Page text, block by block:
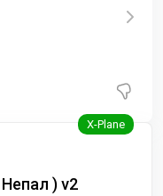
) v2